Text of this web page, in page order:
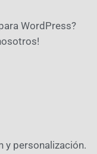
WordPress?
y personalización.